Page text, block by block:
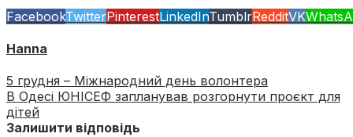
FacebookTwitterPinterestLinkedInTumblrRedditVK
Hanna
5 грудня – Міжнародний день волонтера
В Одесі ЮНІСЕФ запланував розгорнути проєкт для
дітей
Залишити відповідь